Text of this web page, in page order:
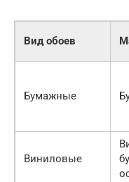
Вид обоев
Бумажные
Виниловые